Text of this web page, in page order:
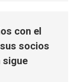
con el
sus socios
sigue